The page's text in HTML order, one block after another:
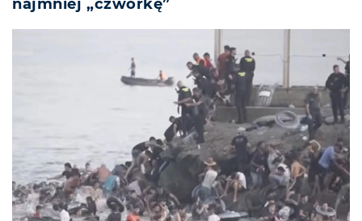
najmniej „czwórkę”